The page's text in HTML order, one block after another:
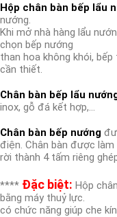
Hộp chân bàn bếp lẩu
nướng.
Khi mở nhà hàng lẩu
chọn bếp nướng
than hoa không khói,
cần thiết.
Chân bàn bếp lẩu
inox, gỗ đá kết hợp,…
Chân bàn bếp nướng
điện. Chân bàn được làm
rời thành 4 tấm riêng
**** Đặc biệt: Hộp
bằng máy thuỷ lực.
có chức năng giúp che